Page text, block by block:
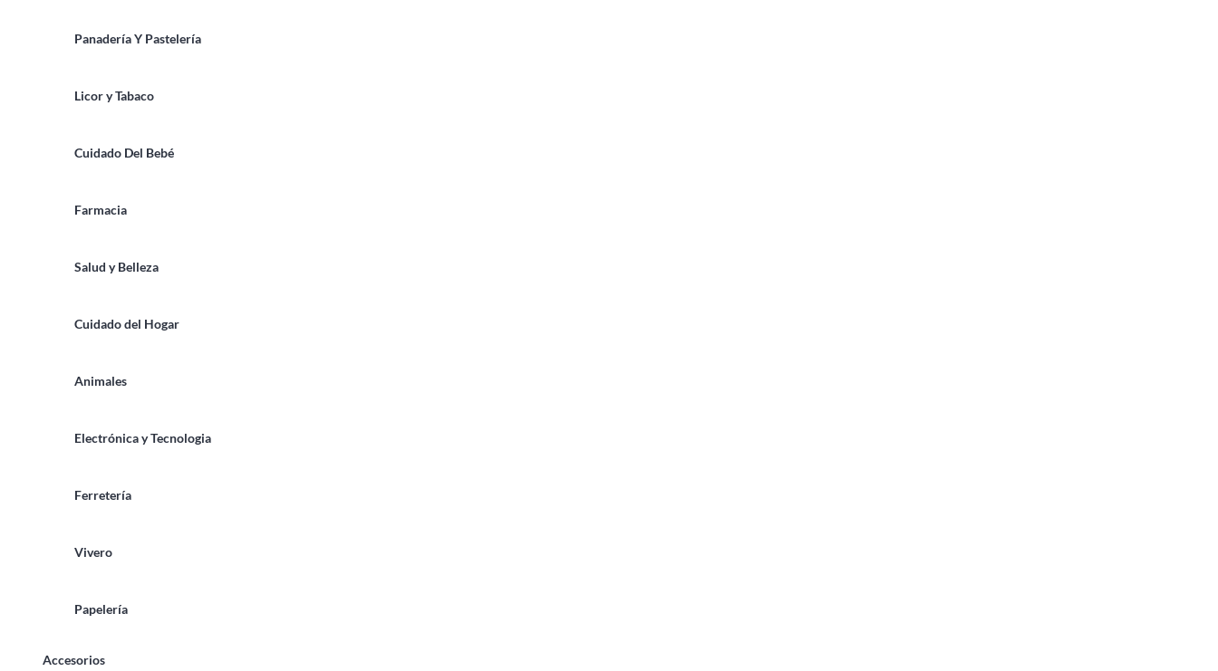
Panadería Y Pastelería
Licor y Tabaco
Cuidado Del Bebé
Farmacia
Salud y Belleza
Cuidado del Hogar
Animales
Electrónica y Tecnologia
Ferretería
Vivero
Papelería
Accesorios